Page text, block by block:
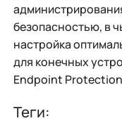
безопасностью, в
настройка
для конечных
Endpoint Protection
Теги: